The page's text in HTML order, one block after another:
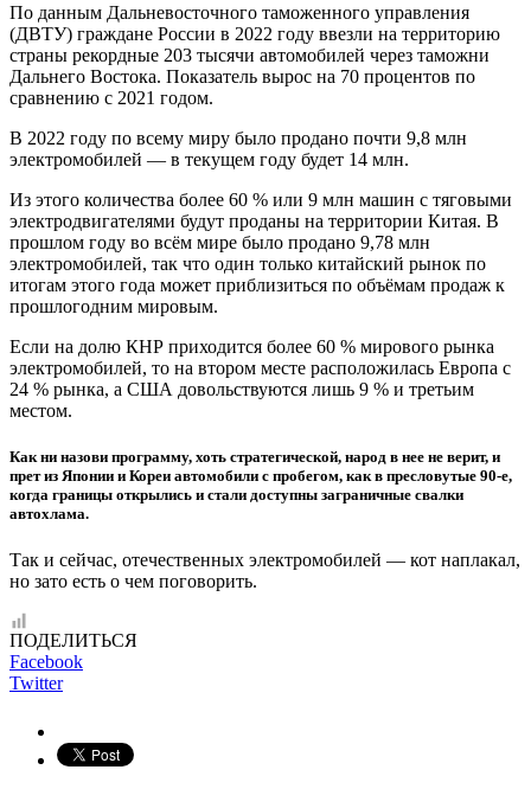
По данным Дальневосточного таможенного управления
(ДВТУ) граждане России в 2022 году ввезли на территорию
страны рекордные 203 тысячи автомобилей через таможни
Дальнего Востока. Показатель вырос на 70 процентов по
сравнению с 2021 годом.
В 2022 году по всему миру было продано почти 9,8 млн
электромобилей — в текущем году будет 14 млн.
Из этого количества более 60 % или 9 млн машин с тяговыми
электродвигателями будут проданы на территории Китая. В
прошлом году во всём мире было продано 9,78 млн
электромобилей, так что один только китайский рынок по
итогам этого года может приблизиться по объёмам продаж к
прошлогодним мировым.
Если на долю КНР приходится более 60 % мирового рынка
электромобилей, то на втором месте расположилась Европа с
24 % рынка, а США довольствуются лишь 9 % и третьим
местом.
Как ни назови программу, хоть стратегической, народ в нее не верит, и
прет из Японии и Кореи автомобили с пробегом, как в пресловутые 90-е,
когда границы открылись и стали доступны заграничные свалки
автохлама.
Так и сейчас, отечественных электромобилей — кот наплакал,
но зато есть о чем поговорить.
ПОДЕЛИТЬСЯ
Facebook
Twitter